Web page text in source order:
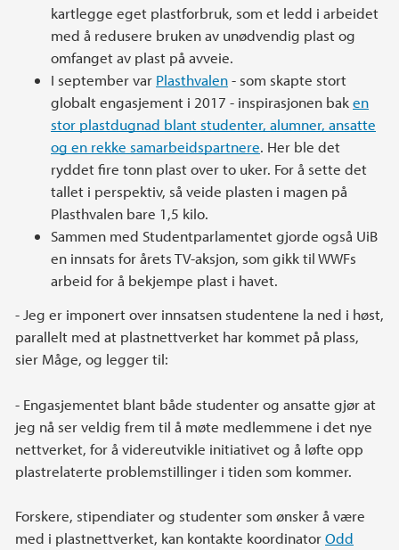
kartlegge eget plastforbruk, som et ledd i arbeidet
med å redusere bruken av unødvendig plast og
omfanget av plast på avveie.
I september var Plasthvalen- som skapte stort
globalt engasjement i 2017 - inspirasjonen baken
stor plastdugnad blant studenter, alumner, ansatte
og en rekke samarbeidspartnere. Her ble det
ryddet fire tonn plast over to uker. For å sette det
tallet i perspektiv, så veide plasten i magen på
Plasthvalen bare 1,5 kilo.
Sammen med Studentparlamentet gjorde også UiB
en innsats for årets TV-aksjon, som gikk til WWFs
arbeid for å bekjempe plast i havet.
- Jeg er imponert over innsatsen studentene la ned i høst,
parallelt med at plastnettverket har kommet på plass,
sier Måge, og legger til:
- Engasjementet blant både studenter og ansatte gjør at
jeg nå ser veldig frem til å møte medlemmene i det nye
nettverket, for å videreutvikle initiativet og å løfte opp
plastrelaterte problemstillinger i tiden som kommer.
Forskere, stipendiater og studenter som ønsker å være
med i plastnettverket, kan kontakte koordinatorOdd